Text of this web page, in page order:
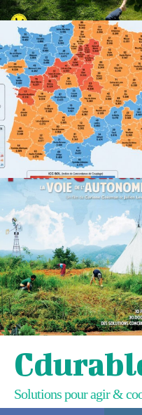
Solutions pour agir &